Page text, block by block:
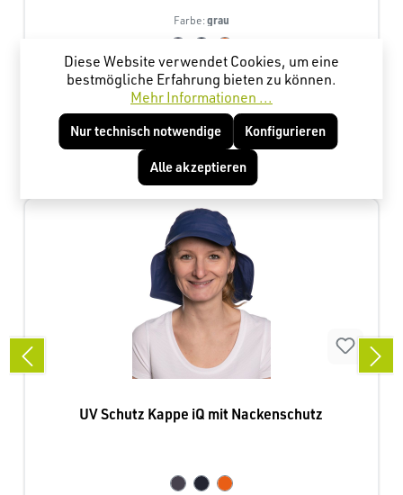
Farbe:grau
25,28 €*
Produktgalerie überspringen
Kunden haben sich ebenfalls angesehen
UV Schutz Kappe iQ mit Nackenschutz
Diese Website verwendet Cookies, um eine
bestmögliche Erfahrung bieten zu können.
Mehr Informationen ...
Nur technisch notwendige Konfigurieren
Alle akzeptieren